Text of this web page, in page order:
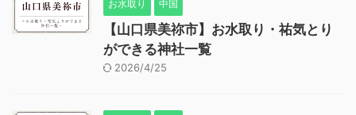
お水取り 中国
【山口県美祢市】お水取り・祐気とり
ができる神社一覧
2026/4/25